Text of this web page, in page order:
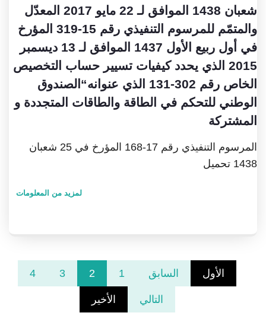
شعبان 1438 الموافق لـ 22 مايو 2017 المعدّل
والمتمّم للمرسوم التنفيذي رقم 15-319 المؤرخ
في أول ربيع الأول 1437 الموافق لـ 13 ديسمبر
2015 الذي يحدد كيفيات تسيير حساب التخصيص
الخاص رقم 302-131 الذي عنوانه“الصندوق
الوطني للتحكم في الطاقة والطاقات المتجددة و
المشتركة
المرسوم التنفيذي رقم 17-168 المؤرخ في 25 شعبان
1438 تحميل
لمزيد من المعلومات
الأول السابق 1
2
3
4
التالي الأخير